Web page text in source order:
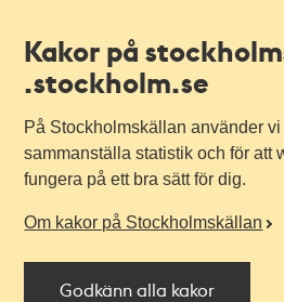
Kakor på
.stockholm.se
På Stockholmskällan använder
sammanställa statistik och för att
fungera på ett bra sätt för dig.
Om kakor på Stockholmskällan
Godkänn alla kakor